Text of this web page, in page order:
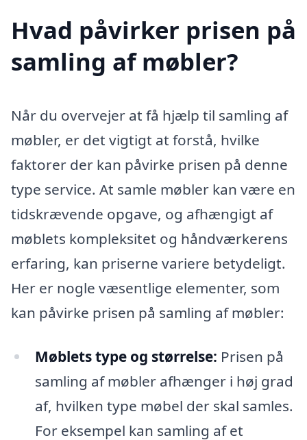
Hvad påvirker prisen på
samling af møbler?
Når du overvejer at få hjælp til samling af
møbler, er det vigtigt at forstå, hvilke
faktorer der kan påvirke prisen på denne
type service. At samle møbler kan være en
tidskrævende opgave, og afhængigt af
møblets kompleksitet og håndværkerens
erfaring, kan priserne variere betydeligt.
Her er nogle væsentlige elementer, som
kan påvirke prisen på samling af møbler:
Møblets type og størrelse: Prisen på
samling af møbler afhænger i høj grad
af, hvilken type møbel der skal samles.
For eksempel kan samling af et